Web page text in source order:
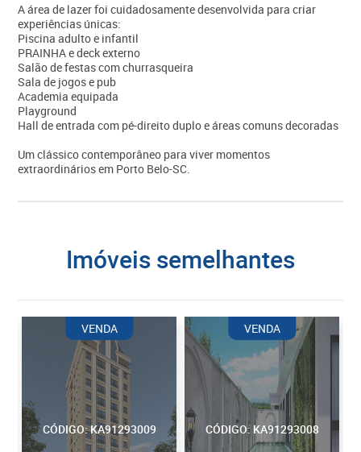
A área de lazer foi cuidadosamente desenvolvida para criar
experiências únicas:
Piscina adulto e infantil
PRAINHA e deck externo
Salão de festas com churrasqueira
Sala de jogos e pub
Academia equipada
Playground
Hall de entrada com pé-direito duplo e áreas comuns decoradas
Um clássico contemporâneo para viver momentos
extraordinários em Porto Belo-SC.
imóveis semelhantes
CÓDIGO: KA91293009
VENDA
CÓDIGO: KA91293008
VENDA